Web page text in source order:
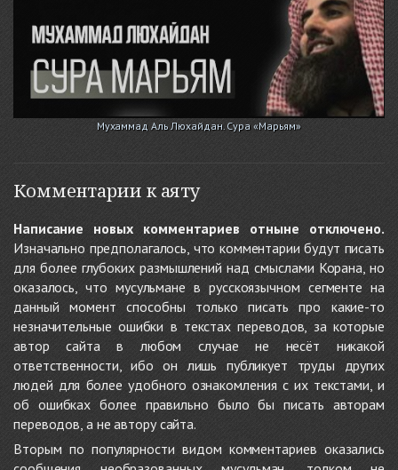
Мухаммад Аль Люхайдан. Сура «Марьям»
Комментарии к аяту
Написание новых комментариев отныне отключено.
Изначально предполагалось, что комментарии будут писать
для более глубоких размышлений над смыслами Корана, но
оказалось, что мусульмане в русскоязычном сегменте на
данный момент способны только писать про какие-то
незначительные ошибки в текстах переводов, за которые
автор сайта в любом случае не несёт никакой
ответственности, ибо он лишь публикует труды других
людей для более удобного ознакомления с их текстами, и
об ошибках более правильно было бы писать авторам
переводов, а не автору сайта.
Вторым по популярности видом комментариев оказались